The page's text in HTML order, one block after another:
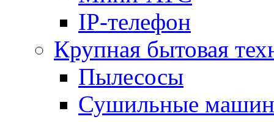
IP-телефон
Крупная бытовая
Пылесосы
Сушильные